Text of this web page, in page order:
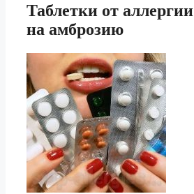
Таблетки от аллергии
на амброзию